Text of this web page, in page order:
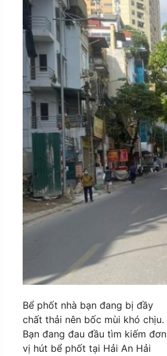
Bể phốt nhà bạn đang bị đầy
chất thải nên bốc mùi khó chịu.
Bạn đang đau đầu tìm kiếm đơn
vị hút bể phốt tại Hải An Hải